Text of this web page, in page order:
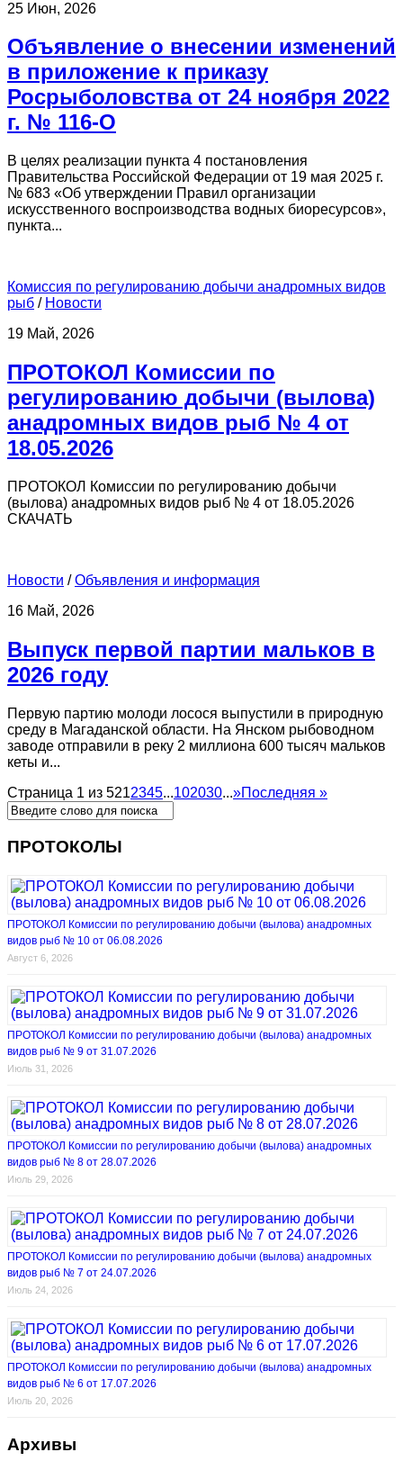
25 Июн, 2026
Объявление о внесении изменений
в приложение к приказу
Росрыболовства от 24 ноября 2022
г. № 116-О
В целях реализации пункта 4 постановления
Правительства Российской Федерации от 19 мая 2025 г.
№ 683 «Об утверждении Правил организации
искусственного воспроизводства водных биоресурсов»,
пункта...
Комиссия по регулированию добычи анадромных видов
рыб / Новости
19 Май, 2026
ПРОТОКОЛ Комиссии по
регулированию добычи (вылова)
анадромных видов рыб № 4 от
18.05.2026
ПРОТОКОЛ Комиссии по регулированию добычи
(вылова) анадромных видов рыб № 4 от 18.05.2026
СКАЧАТЬ
Новости /Объявления и информация
16 Май, 2026
Выпуск первой партии мальков в
2026 году
Первую партию молоди лосося выпустили в природную
среду в Магаданской области. На Янском рыбоводном
заводе отправили в реку 2 миллиона 600 тысяч мальков
кеты и...
Страница 1 из 5212345...102030...»Последняя »
ПРОТОКОЛЫ
ПРОТОКОЛ Комиссии по регулированию добычи (вылова) анадромных
видов рыб № 10 от 06.08.2026
Август 6, 2026
ПРОТОКОЛ Комиссии по регулированию добычи (вылова) анадромных
видов рыб № 9 от 31.07.2026
Июль 31, 2026
ПРОТОКОЛ Комиссии по регулированию добычи (вылова) анадромных
видов рыб № 8 от 28.07.2026
Июль 29, 2026
ПРОТОКОЛ Комиссии по регулированию добычи (вылова) анадромных
видов рыб № 7 от 24.07.2026
Июль 24, 2026
ПРОТОКОЛ Комиссии по регулированию добычи (вылова) анадромных
видов рыб № 6 от 17.07.2026
Июль 20, 2026
Архивы